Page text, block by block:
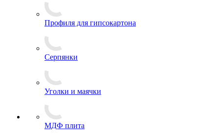
Профиля для гипсокартона
Серпянки
Уголки и маячки
МДФ плита